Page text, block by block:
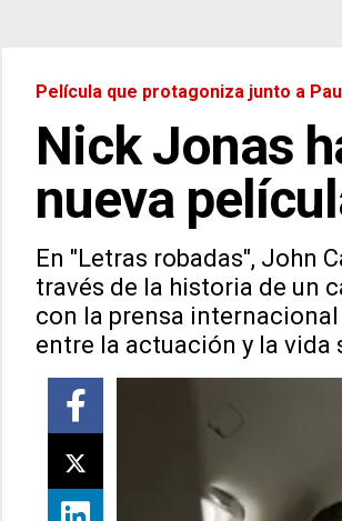
Película que protagoniza junto a
Nick Jonas
nueva
En "Letras robadas", John
través de la historia de un
con la prensa
entre la actuación y la vida